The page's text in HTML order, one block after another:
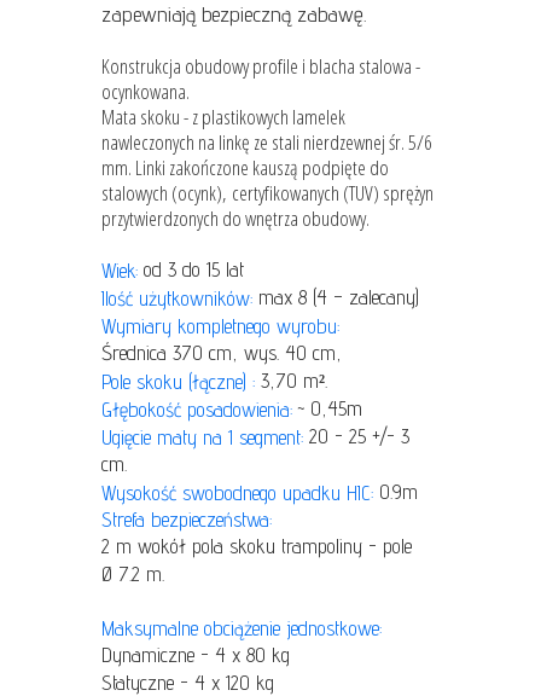
zapewniają bezpieczną zabawę.
Konstrukcja obudowy profile i blacha stalowa -
ocynkowana.
Mata skoku - z plastikowych lamelek
nawleczonych na linkę ze stali nierdzewnej śr. 5/6
mm. Linki zakończone kauszą podpięte do
stalowych (ocynk), certyfikowanych (TUV) sprężyn
przytwierdzonych do wnętrza obudowy.
Wiek: od 3 do 15 lat
Ilość użytkowników: max 8 (4 – zalecany)
Wymiary kompletnego wyrobu:
Średnica 370 cm, wys. 40 cm,
Pole skoku (łączne) : 3,70 m².
Głębokość posadowienia: ~ 0,45m
Ugięcie maty na 1 segment: 20 - 25 +/- 3
cm.
Wysokość swobodnego upadku HIC: 0.9m
Strefa bezpieczeństwa:
2 m wokół pola skoku trampoliny - pole
Ø 7.2 m.
Maksymalne obciążenie jednostkowe:
Dynamiczne - 4 x 80 kg
Statyczne - 4 x 120 kg